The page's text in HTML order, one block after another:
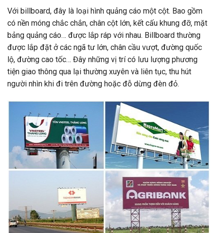
Với billboard, đây là loại hình quảng cáo một cột. Bao gồm
có nền móng chắc chắn, chân cột lớn, kết cấu khung đỡ, mặt
bảng quảng cáo… được lắp ráp với nhau. Billboard thường
được lắp đặt ở các ngã tư lớn, chân cầu vượt, đường quốc
lộ, đường cao tốc… Đây những vị trí có lưu lượng phương
tiện giao thông qua lại thường xuyên và liên tục, thu hút
người nhìn khi đi trên đường hoặc đỗ dừng đèn đỏ.